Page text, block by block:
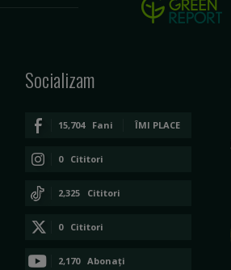
Socializam
15,704 Fani ÎMI PLACE
0 Cititori
CONECTAȚI-VĂ
2,325 Cititori
0 Cititori
CONECTAȚI-VĂ
2,170 Abonați